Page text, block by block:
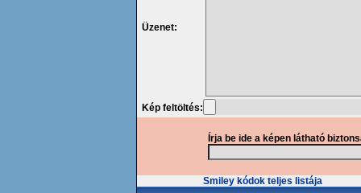
Üzenet:
Kép feltöltés:
Írja be ide a képen látható
Smiley kódok teljes listája